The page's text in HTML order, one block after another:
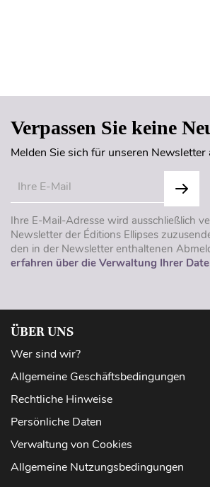
Verpassen Sie keine
Melden Sie sich für unseren Newsletter
Ihre E-Mail-Adresse wird ausschließlich
Newsletter der Éditions Ellipses
den in der Newsletter enthaltenen
erfahren über die Verwaltung Ihrer
ÜBER UNS
Wer sind wir?
Allgemeine Geschäftsbedingungen
Rechtliche Hinweise
Persönliche Daten
Verwaltung von Cookies
Allgemeine Nutzungsbedingungen